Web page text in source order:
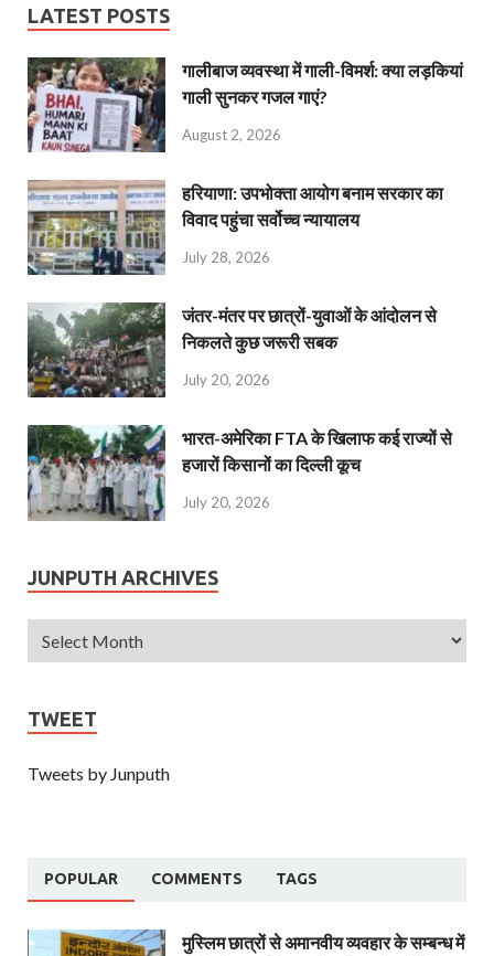
LATEST POSTS
गालीबाज व्‍यवस्‍था में गाली-विमर्श: क्या लड़कियां
गाली सुनकर गजल गाएं?
August 2, 2026
हरियाणा: उपभोक्ता आयोग बनाम सरकार का
विवाद पहुंचा सर्वोच्च न्यायालय
July 28, 2026
जंतर-मंतर पर छात्रों-युवाओं के आंदोलन से
निकलते कुछ जरूरी सबक
July 20, 2026
भारत-अमेरिका FTA के खिलाफ कई राज्यों से
हजारों किसानों का दिल्ली कूच
July 20, 2026
JUNPUTH ARCHIVES
TWEET
Tweets by Junputh
POPULAR COMMENTS TAGS
मुस्लिम छात्रों से अमानवीय व्यवहार के सम्बन्ध में